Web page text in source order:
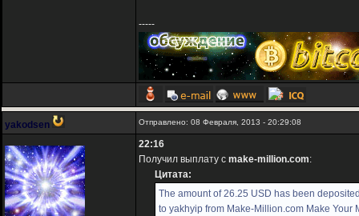
-----
yakodsen Отправлено: 08 Февраля, 2013 - 20:29:08
22:16
Получил выплату с make-million.com:
Цитата:
The amount of 26.25 USD has been
to yakhyip from Make-Million.com Make